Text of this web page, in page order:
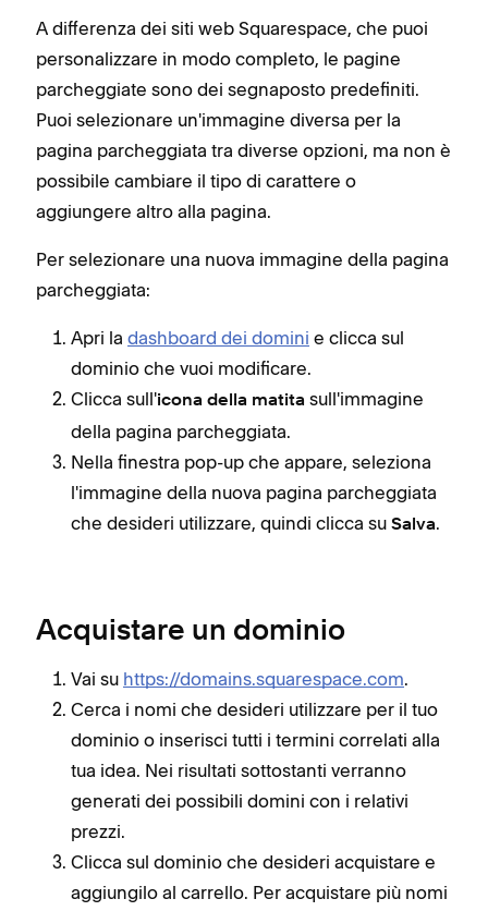
A differenza dei siti web Squarespace, che puoi
personalizzare in modo completo, le pagine
parcheggiate sono dei segnaposto predefiniti.
Puoi selezionare un'immagine diversa per la
pagina parcheggiata tra diverse opzioni, ma non è
possibile cambiare il tipo di carattere o
aggiungere altro alla pagina.
Per selezionare una nuova immagine della pagina
parcheggiata:
Apri la dashboard dei domini e clicca sul
dominio che vuoi modificare.
Clicca sull'icona della matita sull'immagine
della pagina parcheggiata.
Nella finestra pop-up che appare, seleziona
l'immagine della nuova pagina parcheggiata
che desideri utilizzare, quindi clicca su Salva.
Acquistare un dominio
Vai su https://domains.squarespace.com.
Cerca i nomi che desideri utilizzare per il tuo
dominio o inserisci tutti i termini correlati alla
tua idea. Nei risultati sottostanti verranno
generati dei possibili domini con i relativi
prezzi.
Clicca sul dominio che desideri acquistare e
aggiungilo al carrello. Per acquistare più nomi